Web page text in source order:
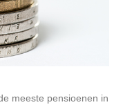
meeste pensioenen in